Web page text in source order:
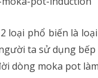
loại phổ biến là
ta sử dụng
dòng moka pot